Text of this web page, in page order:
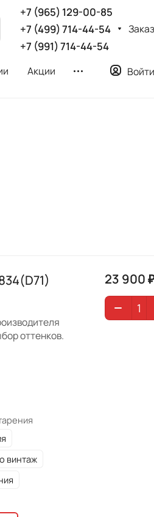
+7 (965) 129-00-85
+7 (499) 714-44-54
+7 (991) 714-44-54
Акции Войти
оттенков.
винтаж
23 900